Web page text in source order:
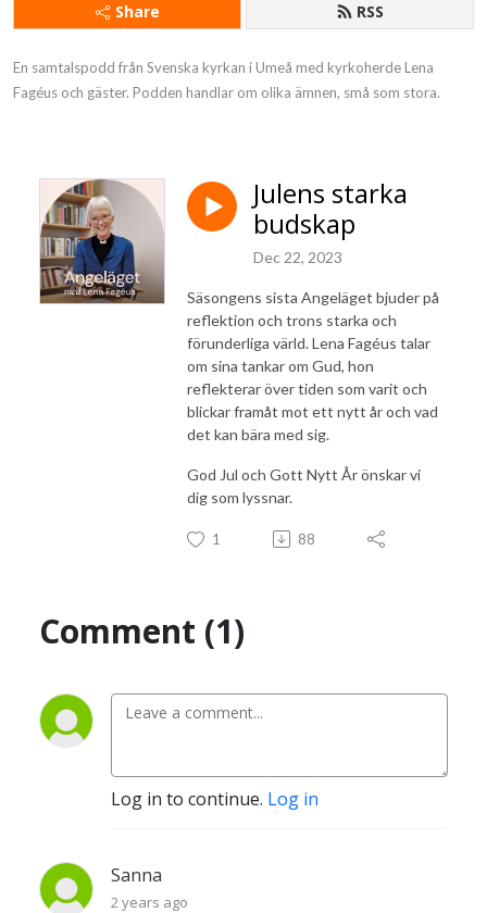
Share RSS
En samtalspodd från Svenska kyrkan i Umeå med kyrkoherde Lena
Fagéus och gäster. Podden handlar om olika ämnen, små som stora.
Julens starka
budskap
Dec 22, 2023
Säsongens sista Angeläget bjuder på
reflektion och trons starka och
förunderliga värld. Lena Fagéus talar
om sina tankar om Gud, hon
reflekterar över tiden som varit och
blickar framåt mot ett nytt år och vad
det kan bära med sig.
God Jul och Gott Nytt År önskar vi
dig som lyssnar.
1 88
Comment (1)
Log in to continue. Log in
Sanna
2 years ago